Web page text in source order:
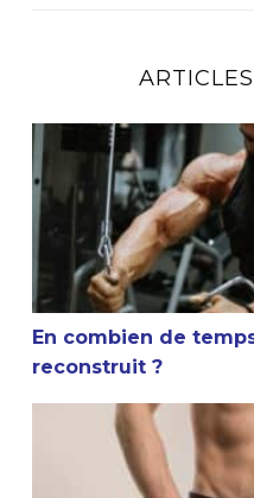
En combien de temps
En combien de
reconstruit ?
La masturbation et la